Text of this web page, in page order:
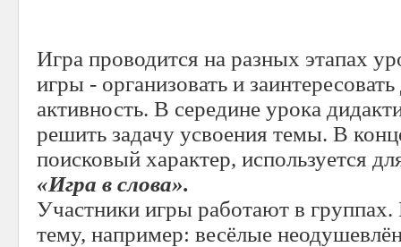
Игра проводится на разных этапах
игры - организовать и
активность. В середине урока
решить задачу усвоения темы. В
поисковый характер, используется
«Игра в слова».
Участники игры работают в
тему, например: весёлые